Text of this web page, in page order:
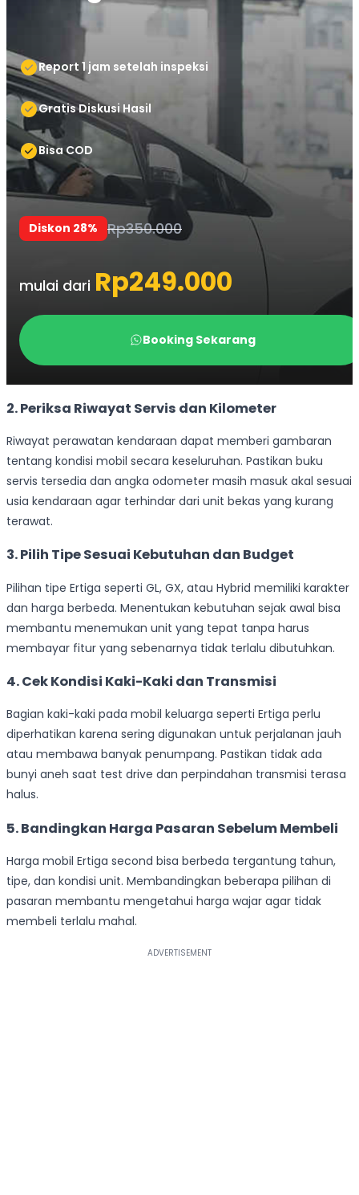
2. Periksa Riwayat Servis dan Kilometer
Riwayat perawatan kendaraan dapat memberi gambaran
tentang kondisi mobil secara keseluruhan. Pastikan buku
servis tersedia dan angka odometer masih masuk akal sesuai
usia kendaraan agar terhindar dari unit bekas yang kurang
terawat.
3. Pilih Tipe Sesuai Kebutuhan dan Budget
Pilihan tipe Ertiga seperti GL, GX, atau Hybrid memiliki karakter
dan harga berbeda. Menentukan kebutuhan sejak awal bisa
membantu menemukan unit yang tepat tanpa harus
membayar fitur yang sebenarnya tidak terlalu dibutuhkan.
4. Cek Kondisi Kaki-Kaki dan Transmisi
Bagian kaki-kaki pada mobil keluarga seperti Ertiga perlu
diperhatikan karena sering digunakan untuk perjalanan jauh
atau membawa banyak penumpang. Pastikan tidak ada
bunyi aneh saat test drive dan perpindahan transmisi terasa
halus.
5. Bandingkan Harga Pasaran Sebelum Membeli
Harga mobil Ertiga second bisa berbeda tergantung tahun,
tipe, dan kondisi unit. Membandingkan beberapa pilihan di
pasaran membantu mengetahui harga wajar agar tidak
membeli terlalu mahal.